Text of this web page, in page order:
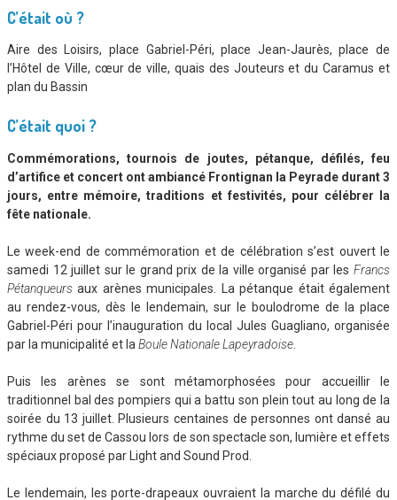
C’était où ?
Aire des Loisirs, place Gabriel-Péri, place Jean-Jaurès, place de
l’Hôtel de Ville, cœur de ville, quais des Jouteurs et du Caramus et
plan du Bassin
C’était quoi ?
Commémorations, tournois de joutes, pétanque, défilés, feu
d’artifice et concert ont ambiancé Frontignan la Peyrade durant 3
jours, entre mémoire, traditions et festivités, pour célébrer la
fête nationale.
Le week-end de commémoration et de célébration s’est ouvert le
samedi 12 juillet sur le grand prix de la ville organisé par les Francs
Pétanqueurs aux arènes municipales. La pétanque était également
au rendez-vous, dès le lendemain, sur le boulodrome de la place
Gabriel-Péri pour l’inauguration du local Jules Guagliano, organisée
par la municipalité et la Boule Nationale Lapeyradoise
Puis les arènes se sont métamorphosées pour accueillir le
traditionnel bal des pompiers qui a battu son plein tout au long de la
soirée du 13 juillet. Plusieurs centaines de personnes ont dansé au
rythme du set de Cassou lors de son spectacle son, lumière et effets
spéciaux proposé par Light and Sound Prod.
Le lendemain, les porte-drapeaux ouvraient la marche du défilé du